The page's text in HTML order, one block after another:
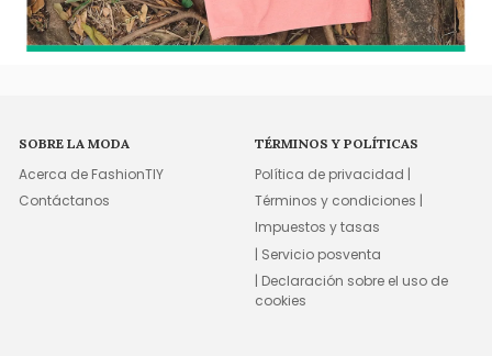
SOBRE LA MODA
Acerca de FashionTIY
Contáctanos
TÉRMINOS Y POLÍTICAS
Política de privacidad |
Términos y condiciones |
Impuestos y tasas
| Servicio posventa
| Declaración sobre el uso de
cookies